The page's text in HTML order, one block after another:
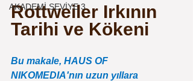
AKADEMİ SEVİYE 3
Rottweiler Irkının
Tarihi ve Kökeni
Bu makale, HAUS OF
NIKOMEDIA'nın uzun yıllara